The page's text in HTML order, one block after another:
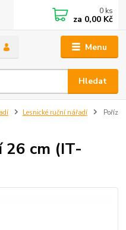
Menu
Hledat
0 ks
za 0,00 Kč
Lesnické ruční nářadí
Poříz
26 cm (IT-